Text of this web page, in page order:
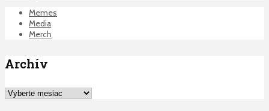
Memes
Media
Merch
Archív
Archív